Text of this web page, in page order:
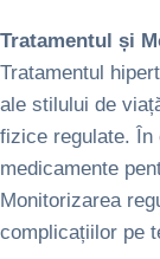
Tratamentul și
Tratamentul
ale stilului de
fizice regulate. În
medicamente
Monitorizarea
complicațiilor pe